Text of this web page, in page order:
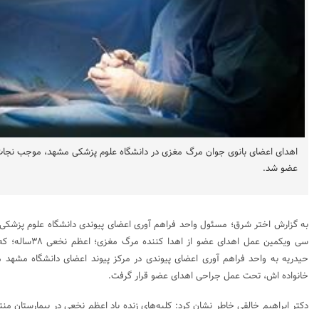
عضو شد.
به گزارش اختر شرق؛ مسئول واحد فراهم آوری اعضای پیوندی دانشگاه علوم
سی ویکمین عمل
حیدریه به واحد فراهم آوری اعضای پیوندی در مرکز پیوند اعضای دانشگاه
خانواده اش، تحت عمل جراحی اهدای عضو قرار گرفت.